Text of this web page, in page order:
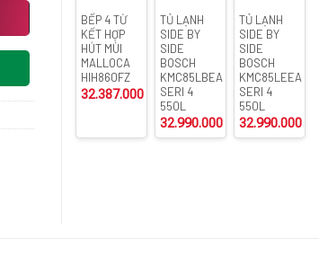
BẾP 4 TỪ
KẾT HỢP
HÚT MÙI
MALLOCA
HIH860FZ
32.387.000
TỦ LẠNH
SIDE BY
SIDE
BOSCH
KMC85LBEA
SERI 4
550L
32.990.000
TỦ LẠNH
SIDE BY
SIDE
BOSCH
KMC85LEEA
SERI 4
550L
32.990.000